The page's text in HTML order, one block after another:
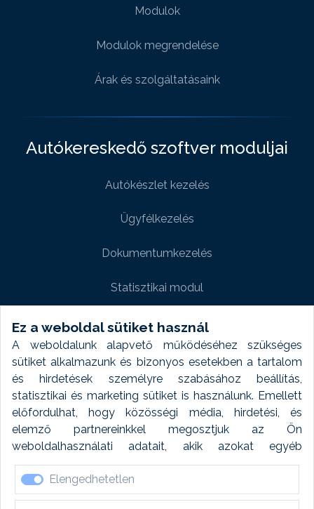
Ez a weboldal sütiket használ
A weboldalunk alapvető működéséhez szükséges
sütiket alkalmazunk és bizonyos esetekben a tartalom
és hirdetések személyre szabásához beállítás,
statisztikai és marketing sütiket is használunk. Emellett
előfordulhat, hogy közösségi média, hirdetési, és
elemző partnereinkkel megosztjuk az Ön
weboldalhasználati adatait, akik azokat egyéb
forrásokból gyűjtött adatokkal kombinálhatják. A sütik
elfogadásával kapcsolatosan naplózást végzünk és
ezen adatokat 6 hónap után automatikusan töröljük. A
Elengedhetetlen
Modulok
Modulok megrendelése
Árak és szolgáltatásaink
Autókereskedő szoftver moduljai
Autókészlet kezelés
Ügyfélkezelés
Dokumentumkezelés
Statisztikai modul
Weboldal modul
Fényképtár extra modul
Autómosó modul
Feladatütemezés